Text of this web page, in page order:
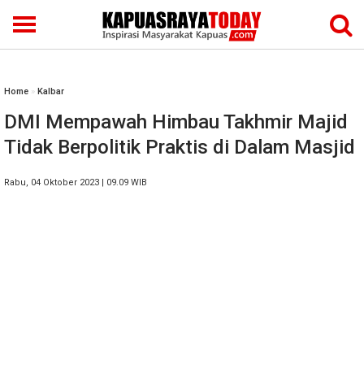
Home » Kalbar
DMI Mempawah Himbau Takhmir Majid
Tidak Berpolitik Praktis di Dalam Masjid
Rabu, 04 Oktober 2023 | 09.09 WIB